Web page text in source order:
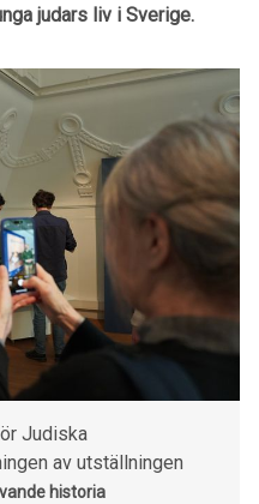
judars liv i Sverige.
Judiska
av utställningen
historia